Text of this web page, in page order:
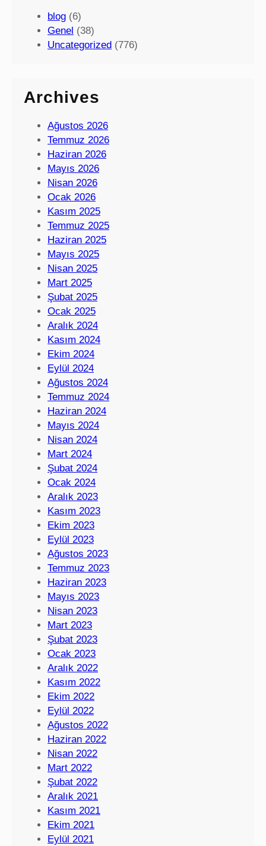
blog (6)
Genel (38)
Uncategorized (776)
Archives
Ağustos 2026
Temmuz 2026
Haziran 2026
Mayıs 2026
Nisan 2026
Ocak 2026
Kasım 2025
Temmuz 2025
Haziran 2025
Mayıs 2025
Nisan 2025
Mart 2025
Şubat 2025
Ocak 2025
Aralık 2024
Kasım 2024
Ekim 2024
Eylül 2024
Ağustos 2024
Temmuz 2024
Haziran 2024
Mayıs 2024
Nisan 2024
Mart 2024
Şubat 2024
Ocak 2024
Aralık 2023
Kasım 2023
Ekim 2023
Eylül 2023
Ağustos 2023
Temmuz 2023
Haziran 2023
Mayıs 2023
Nisan 2023
Mart 2023
Şubat 2023
Ocak 2023
Aralık 2022
Kasım 2022
Ekim 2022
Eylül 2022
Ağustos 2022
Haziran 2022
Nisan 2022
Mart 2022
Şubat 2022
Aralık 2021
Kasım 2021
Ekim 2021
Eylül 2021